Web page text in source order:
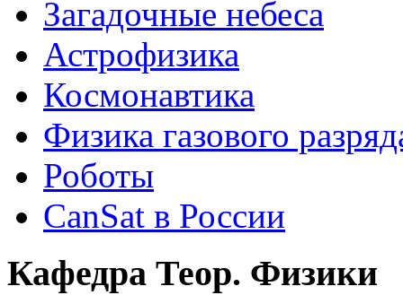
Загадочные небеса
Астрофизика
Космонавтика
Физика газового
Роботы
CanSat в России
Кафедра Теор. Физики